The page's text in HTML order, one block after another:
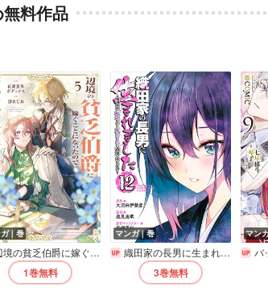
料作品
｜巻
伯爵に嫁ぐことになったので領地改革に励みます ～the letter from Boule～【電子書店共通特典イラスト付】
1巻無料
マンガ｜巻
織田家の長男に生まれました～戦国時代に転生したけど、死にたくないので改革を起こします～
3巻無料
マン
バッドエンド